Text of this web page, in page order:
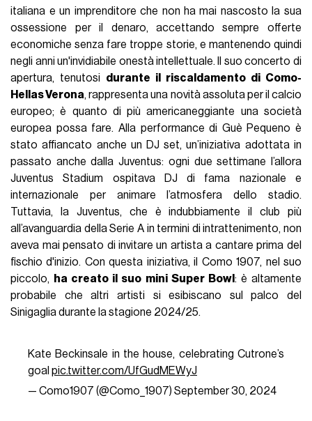
italiana e un imprenditore che non ha mai nascosto la sua
ossessione per il denaro, accettando sempre offerte
economiche senza fare troppe storie, e mantenendo quindi
negli anni un'invidiabile onestà intellettuale. Il suo concerto di
apertura, tenutosi durante il riscaldamento di Como-
Hellas Verona, rappresenta una novità assoluta per il calcio
europeo; è quanto di più americaneggiante una società
europea possa fare. Alla performance di Guè Pequeno è
stato affiancato anche un DJ set, un’iniziativa adottata in
passato anche dalla Juventus: ogni due settimane l’allora
Juventus Stadium ospitava DJ di fama nazionale e
internazionale per animare l’atmosfera dello stadio.
Tuttavia, la Juventus, che è indubbiamente il club più
all’avanguardia della Serie A in termini di intrattenimento, non
aveva mai pensato di invitare un artista a cantare prima del
fischio d'inizio. Con questa iniziativa, il Como 1907, nel suo
piccolo,
ha creato il suo mini Super Bowl : è altamente
probabile che altri artisti si esibiscano sul palco del
Sinigaglia durante la stagione 2024/25.
Kate Beckinsale in the house, celebrating Cutrone’s
goal pic.twitter.com/UfGudMEWyJ
— Como1907 (@Como_1907) September 30, 2024